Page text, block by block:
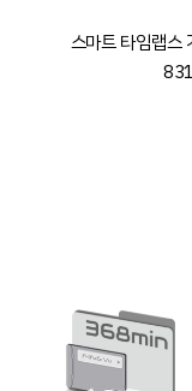
스마트 타임랩스